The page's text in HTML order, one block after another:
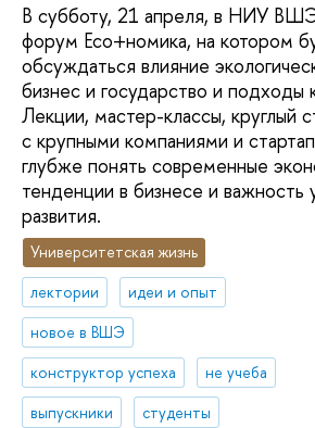
В субботу, 21 апреля, в НИУ
форум Eco+номика, на котором
обсуждаться влияние
бизнес и государство и
Лекции, мастер-классы, круглый
с крупными компаниями и
глубже понять современные
тенденции в бизнесе и важность
развития.
Университетская жизнь
лектории
идеи и опыт
новое в ВШЭ
конструктор успеха
не учеба
выпускники
студенты